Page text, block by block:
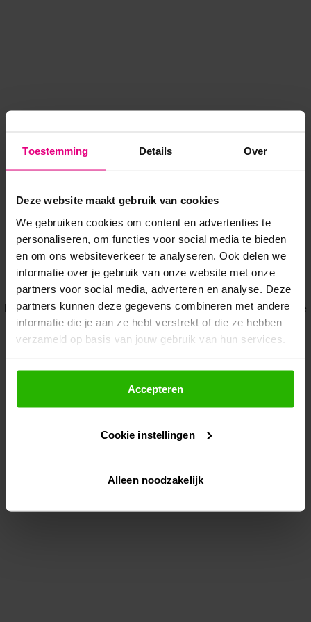
Toestemming Details Over
Deze website maakt gebruik van cookies
We gebruiken cookies om content en advertenties te
personaliseren, om functies voor social media te bieden
en om ons websiteverkeer te analyseren. Ook delen we
informatie over je gebruik van onze website met onze
partners voor social media, adverteren en analyse. Deze
partners kunnen deze gegevens combineren met andere
informatie die je aan ze hebt verstrekt of die ze hebben
verzameld op basis van jouw gebruik van hun services.
Als je op "Accepteer" klikt, dan geef je Voordeeluitjes.nl
toestemming om cookies voor social media en
gepersonaliseerde advertenties te plaatsen.
Lees hier meer over in onsprivacybeleid
Via "Cookie instellingen" kun je ook zelf instellen welke
Accepteren
Cookie instellingen
Alleen noodzakelijk
Application error: a client-side exception has occurred while
loadingwww.voordeeluitjes.nl (see the browser console for more
information).